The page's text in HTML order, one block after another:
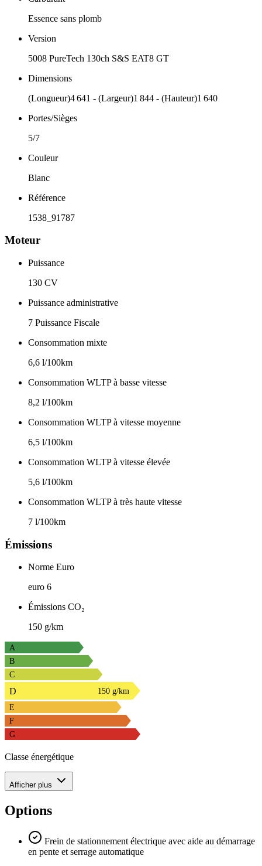
Essence sans plomb
Version
5008 PureTech 130ch S&S EAT8 GT
Dimensions
(Longueur)4 641 - (Largeur)1 844 - (Hauteur)1 640
Portes/Sièges
5/7
Couleur
Blanc
Référence
1538_91787
Moteur
Puissance
130 CV
Puissance administrative
7 Puissance Fiscale
Consommation mixte
6,6 l/100km
Consommation WLTP à basse vitesse
8,2 l/100km
Consommation WLTP à vitesse moyenne
6,5 l/100km
Consommation WLTP à vitesse élevée
5,6 l/100km
Consommation WLTP à très haute vitesse
7 l/100km
Émissions
Norme Euro
euro 6
Émissions CO₂
150 g/km
A
B
C
D
150 g/km
E
F
G
Classe énergétique
Afficher plus
Options
Frein de stationnement électrique avec aide au démarrage
en pente et serrage automatique